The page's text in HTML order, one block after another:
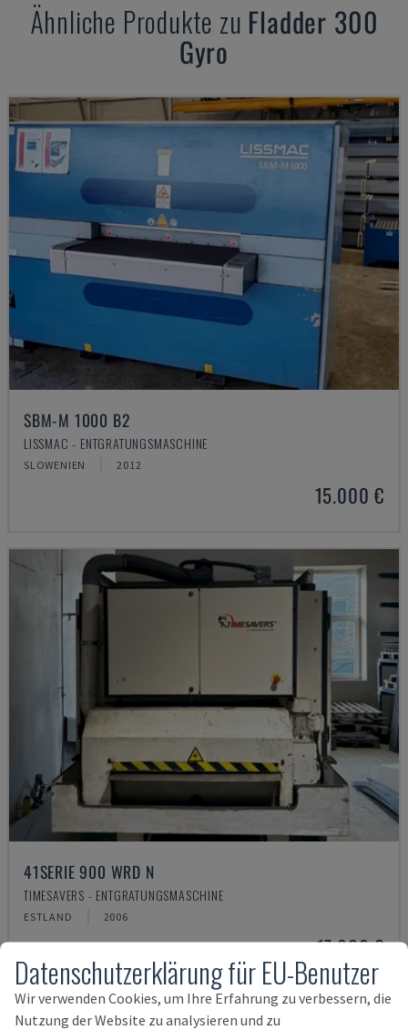
Ähnliche Produkte zu Fladder 300
Gyro
SBM-M 1000 B2
LISSMAC - ENTGRATUNGSMASCHINE
SLOWENIEN 2012
15.000 €
41SERIE 900 WRD N
TIMESAVERS - ENTGRATUNGSMASCHINE
ESTLAND 2006
17.000 €
Datenschutzerklärung für EU-Benutzer
Wir verwenden Cookies, um Ihre Erfahrung zu verbessern, die
Nutzung der Website zu analysieren und zu